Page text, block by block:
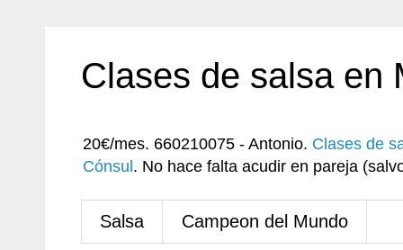
Clases de salsa en
20€/mes. 660210075 - Antonio. Clases de
Cónsul . No hace falta acudir en pareja
Salsa Campeon del Mundo